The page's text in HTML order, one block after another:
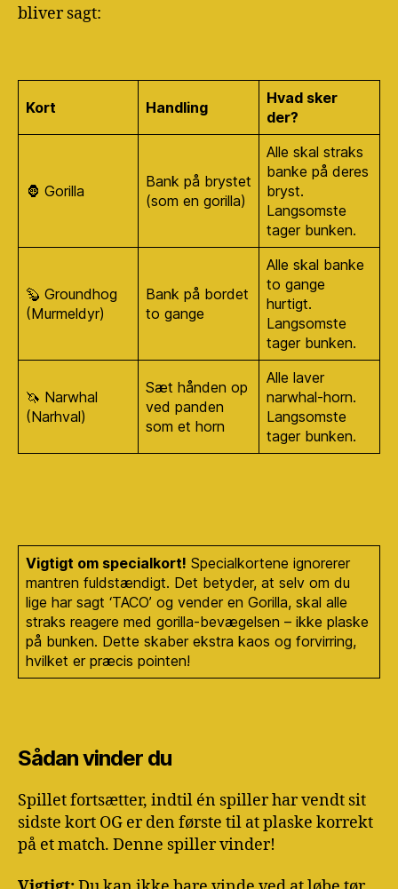
bliver sagt:
Kort Handling
Hvad sker
der?
🦍 Gorilla
Bank på brystet
(som en gorilla)
Alle skal straks
banke på deres
bryst.
Langsomste
tager bunken.
🦫 Groundhog
(Murmeldyr)
Bank på bordet
to gange
Alle skal banke
to gange
hurtigt.
Langsomste
tager bunken.
🦄 Narwhal
(Narhval)
Sæt hånden op
ved panden
som et horn
Alle laver
narwhal-horn.
Langsomste
tager bunken.
Vigtigt om specialkort! Specialkortene ignorerer
mantren fuldstændigt. Det betyder, at selv om du
lige har sagt ‘TACO’ og vender en Gorilla, skal alle
straks reagere med gorilla-bevægelsen – ikke plaske
på bunken. Dette skaber ekstra kaos og forvirring,
hvilket er præcis pointen!
Sådan vinder du
Spillet fortsætter, indtil én spiller har vendt sit
sidste kort OG er den første til at plaske korrekt
på et match. Denne spiller vinder!